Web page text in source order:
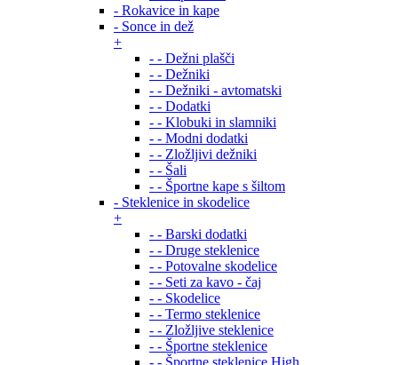
- Rokavice in kape
- Sonce in dež
+
- - Dežni plašči
- - Dežniki
- - Dežniki - avtomatski
- - Dodatki
- - Klobuki in slamniki
- - Modni dodatki
- - Zložljivi dežniki
- - Šali
- - Športne kape s šiltom
- Steklenice in skodelice
+
- - Barski dodatki
- - Druge steklenice
- - Potovalne skodelice
- - Seti za kavo - čaj
- - Skodelice
- - Termo steklenice
- - Zložljive steklenice
- - Športne steklenice
- - Športne steklenice High